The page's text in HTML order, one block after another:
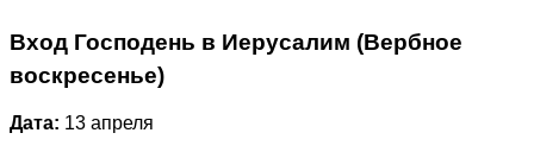
Вход Господень в Иерусалим (Вербное
воскресенье)
Дата: 13 апреля